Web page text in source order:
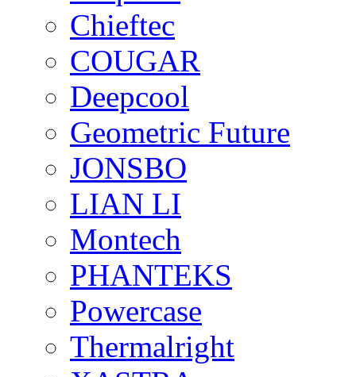
Chieftec
COUGAR
Deepcool
Geometric Future
JONSBO
LIAN LI
Montech
PHANTEKS
Powercase
Thermalright